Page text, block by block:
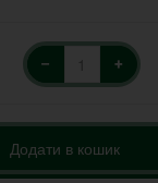
– +
Додати в кошик